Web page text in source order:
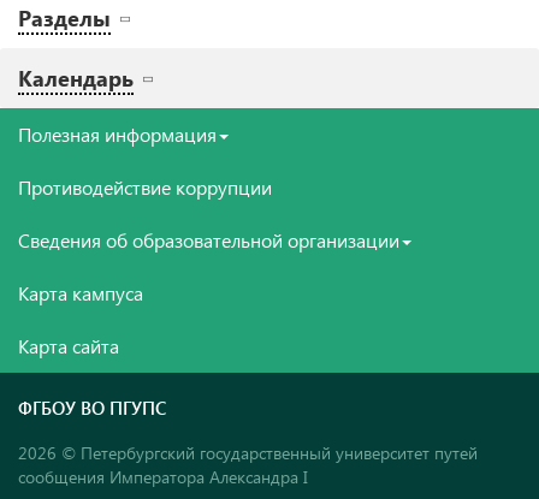
Разделы
Календарь
Полезная информация
Противодействие коррупции
Сведения об образовательной организации
Карта кампуса
Карта сайта
ФГБОУ ВО ПГУПС
2026 © Петербургский государственный университет путей
сообщения Императора Александра I